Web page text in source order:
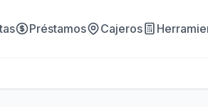
Préstamos Cajeros